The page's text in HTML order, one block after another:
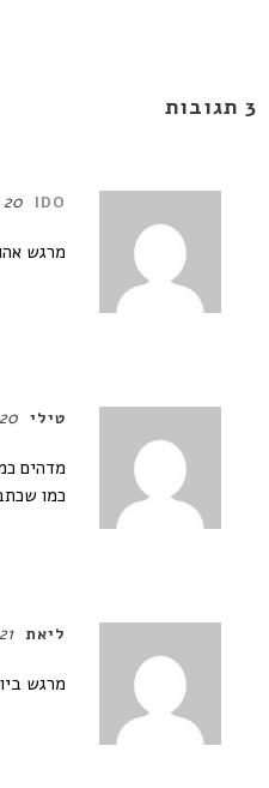
3 תגובות
IDO 20 במאי 2014 at 1:52 pm
מרגש
טילי 20 במאי 2014 at 2:53 pm
מדהים
כמו
ליאת 21 במאי 2014 at 7:59 am
מרגש